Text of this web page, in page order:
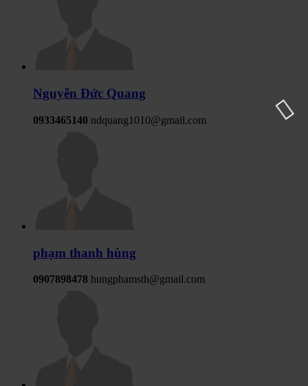
Nguyễn Đức Quang
0933465140 ndquang1010@gmail.com
phạm thanh hùng
0907898478 hungphamsth@gmail.com